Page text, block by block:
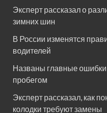
Эксперт рассказал о
зимних шин
В России изменятся
водителей
Названы главные ошибки
пробегом
Эксперт рассказал, как
колодки требуют замены